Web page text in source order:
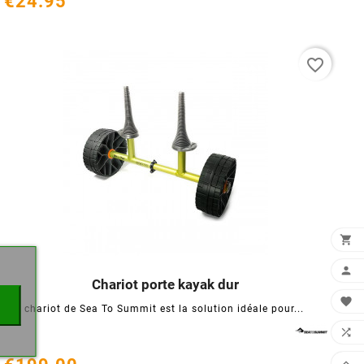
Chariot porte kayak dur
Ce chariot de Sea To Summit est la solution idéale pour...
   
favorite_border
× 


